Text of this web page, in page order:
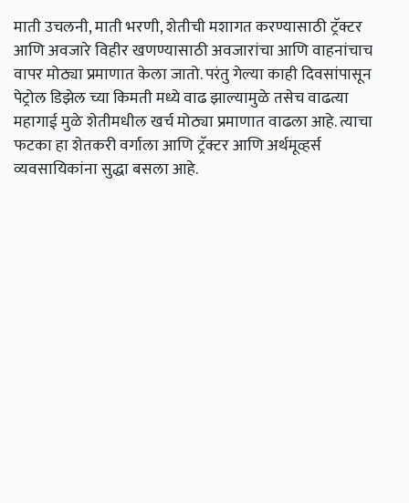
माती उचलनी, माती भरणी, शेतीची मशागत करण्यासाठी ट्रॅक्टर
आणि अवजारे विहीर खणण्यासाठी अवजारांचा आणि वाहनांचाच
वापर मोठ्या प्रमाणात केला जातो. परंतु गेल्या काही दिवसांपासून
पेट्रोल डिझेल च्या किमती मध्ये वाढ झाल्यामुळे तसेच वाढत्या
महागाई मुळे शेतीमधील खर्च मोठ्या प्रमाणात वाढला आहे. त्याचा
फटका हा शेतकरी वर्गाला आणि ट्रॅक्टर आणि अर्थमूव्हर्स
व्यवसायिकांना सुद्धा बसला आहे.